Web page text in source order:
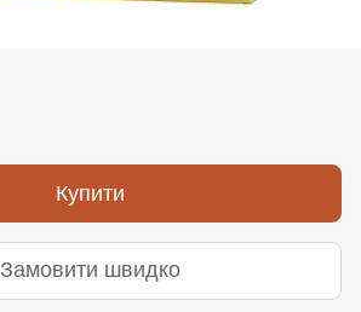
Купити
Замовити швидко